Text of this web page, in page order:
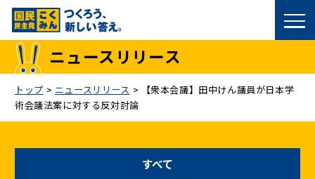
国民民主党トップ
議員
ニュースリリース
トップ > ニュースリリース >
【衆本会議】田中けん議員が日本学
術会議法案に対する反対討論
すべて